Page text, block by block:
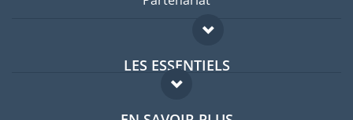
LES ESSENTIELS
Forum expatriés